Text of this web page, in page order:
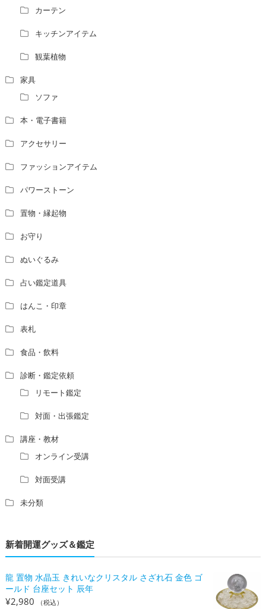
風水師になるには、どんな勉強をすればいいですか？
カーテン
キッチンアイテム
観葉植物
家具
ソファ
本・電子書籍
アクセサリー
ファッションアイテム
パワーストーン
置物・縁起物
お守り
ぬいぐるみ
占い鑑定道具
はんこ・印章
表札
食品・飲料
診断・鑑定依頼
リモート鑑定
対面・出張鑑定
講座・教材
オンライン受講
対面受講
未分類
新着開運グッズ＆鑑定
龍 置物 水晶玉 きれいなクリスタル さざれ石 金色 ゴ
ールド 台座セット 辰年
¥2,980 （税込）